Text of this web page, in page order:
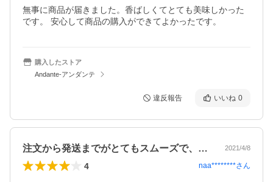
無事に商品が届きました。香ばしくてとても美味しかった
です。 安心して商品の購入ができてよかったです。
購入したストア
Andante-アンダンテ
違反報告 いいね 0
注文から発送までがとてもスムーズで、よ… 2021/4/8
4 naa********さん